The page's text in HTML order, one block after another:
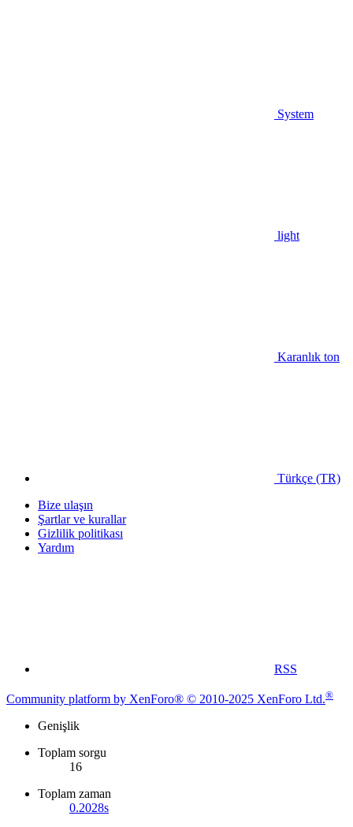
System
light
Karanlık ton
Türkçe (TR)
Bize ulaşın
Şartlar ve kurallar
Gizlilik politikası
Yardım
RSS
Community platform by XenForo® © 2010-2025 XenForo Ltd.®
Genişlik
Toplam sorgu
16
Toplam zaman
0.2028s